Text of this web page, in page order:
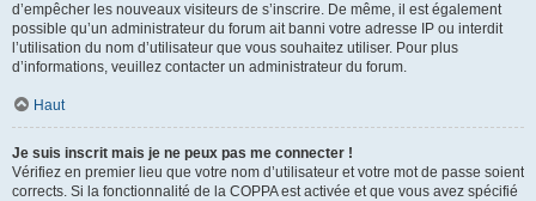
d’empêcher les nouveaux visiteurs de s’inscrire. De même, il est également
possible qu’un administrateur du forum ait banni votre adresse IP ou interdit
l’utilisation du nom d’utilisateur que vous souhaitez utiliser. Pour plus
d’informations, veuillez contacter un administrateur du forum.
Haut
Je suis inscrit mais je ne peux pas me connecter !
Vérifiez en premier lieu que votre nom d’utilisateur et votre mot de passe soient
corrects. Si la fonctionnalité de la COPPA est activée et que vous avez spécifié